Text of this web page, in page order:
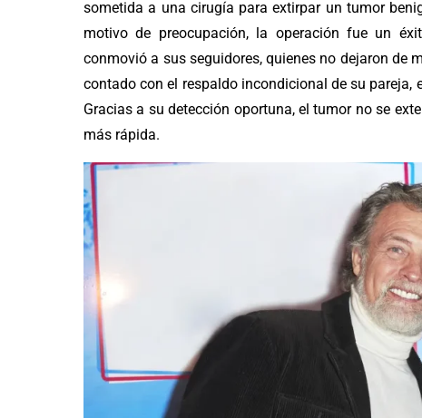
sometida a una cirugía para extirpar un tumor
motivo de preocupación, la operación fue un
conmovió a sus seguidores, quienes no dejaron de
contado con el respaldo incondicional de su
Gracias a su detección oportuna, el tumor no se
más rápida.